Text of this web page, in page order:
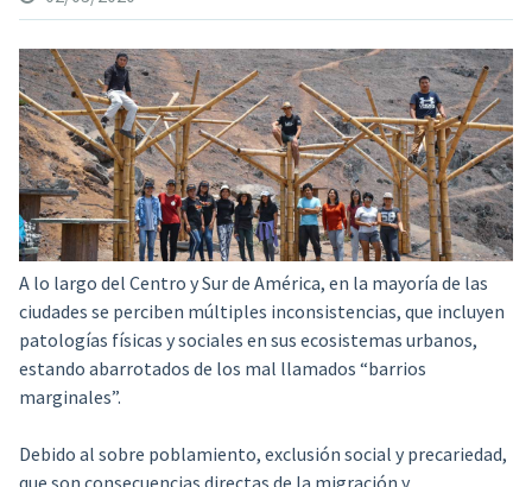
A lo largo del Centro y Sur de América, en la mayoría de las
ciudades se perciben múltiples inconsistencias, que incluyen
patologías físicas y sociales en sus ecosistemas urbanos,
estando abarrotados de los mal llamados “barrios
marginales”.
Debido al sobre poblamiento, exclusión social y precariedad,
que son consecuencias directas de la migración y